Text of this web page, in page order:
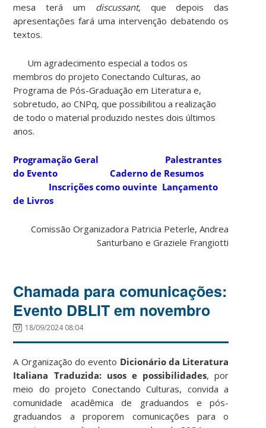
mesa terá um discussant, que depois das
apresentações fará uma intervenção debatendo os
textos.
Um agradecimento especial a todos os
membros do projeto Conectando Culturas, ao
Programa de Pós-Graduação em Literatura e,
sobretudo, ao CNPq, que possibilitou a realização
de todo o material produzido nestes dois últimos
anos.
Programação Geral
Palestrantes
do Evento
Caderno de Resumos
Inscrições como ouvinte Lançamento
de Livros
Comissão Organizadora Patricia Peterle, Andrea
Santurbano e Graziele Frangiotti
Chamada para comunicações:
Evento DBLIT em novembro
18/09/2024 08:04
A Organização do evento Dicionário da Literatura
Italiana Traduzida: usos e possibilidades, por
meio do projeto Conectando Culturas, convida a
comunidade acadêmica de graduandos e pós-
graduandos a proporem comunicações para o